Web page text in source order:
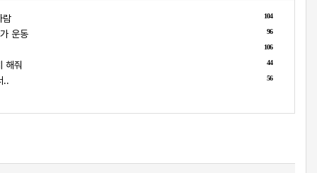
104
람
96
운동
106
44
해줘
56
..